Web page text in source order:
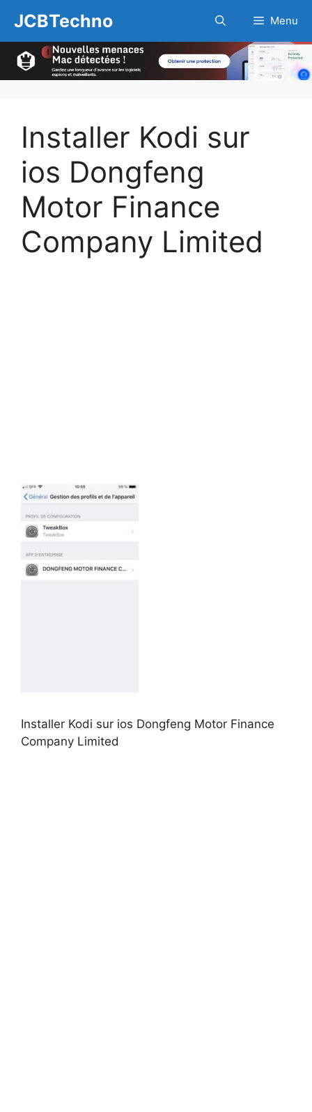
contenu
JCBTechno Menu
Installer Kodi sur
ios Dongfeng
Motor Finance
Company Limited
Installer Kodi sur ios Dongfeng Motor Finance
Company Limited